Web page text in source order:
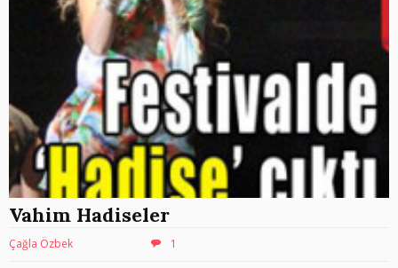
Vahim Hadiseler
Çağla Özbek 1